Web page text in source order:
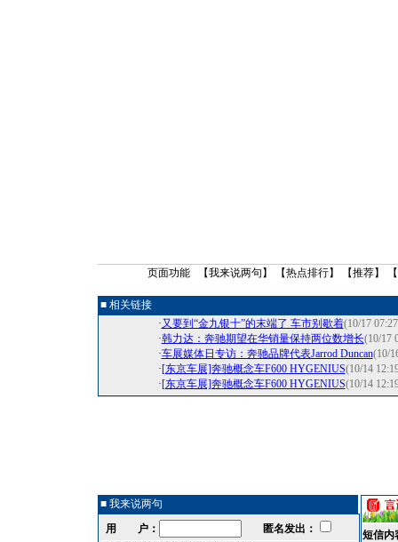
页面功能 【我来说两句 】 【热点排行】 【推荐】
■ 相关链接
·又要到“金九银十”的末端了 车市别歇着(10/17
·韩力达：奔驰期望在华销量保持两位数增长(10/17
·车展媒体日专访：奔驰品牌代表Jarrod Duncan(10/
·[东京车展]奔驰概念车F600 HYGENIUS(10/14
·[东京车展]奔驰概念车F600 HYGENIUS(10/14
■ 我来说两句
用 户：
匿名发出：
短信内